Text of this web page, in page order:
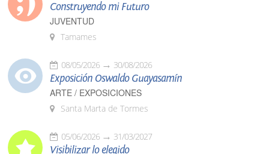
Construyendo mi Futuro
JUVENTUD
Tamames
08/05/2026 30/08/2026
Exposición Oswaldo Guayasamín
ARTE / EXPOSICIONES
Santa Marta de Tormes
05/06/2026 31/03/2027
Visibilizar lo elegido